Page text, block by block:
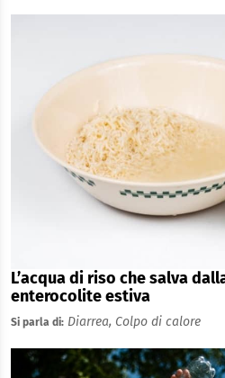
L’acqua di riso che salva
enterocolite estiva
Si parla di: Diarrea, Colpo di calore